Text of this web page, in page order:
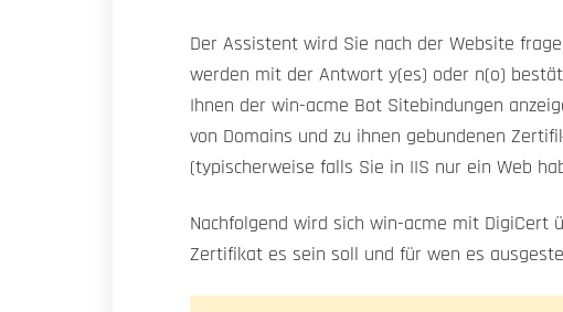
Der Assistent wird Sie nach der Website
werden mit der Antwort y(es) oder n(o)
Ihnen der win-acme Bot Sitebindungen
von Domains und zu ihnen gebundenen
(typischerweise falls Sie in IIS nur ein Web
Nachfolgend wird sich win-acme mit DigiCert
Zertifikat es sein soll und für wen es